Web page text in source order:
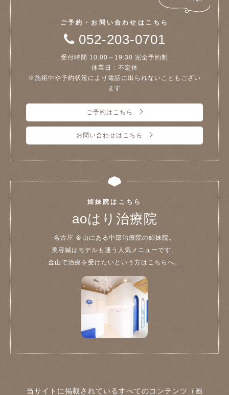
ご予約・お問い合わせはこちら
052-203-0701
受付時間 10:00～19:30 完全予約制
休業日：不定休
※施術中や予約状況により電話に出られないこともござい
ます
ご予約はこちら
お問い合わせはこちら
姉妹院はこちら
aoはり治療院
名古屋 金山にある中部治療院の姉妹院。
美容鍼はモデルも通う人気メニューです。
金山で治療を受けたいという方はこちらへ。
当サイトに掲載されているすべてのコンテンツ（画